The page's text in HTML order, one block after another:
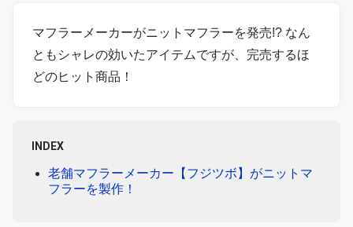
マフラーメーカーがニットマフラーを発売!? なん
ともシャレの効いたアイテムですが、完売するほ
どのヒット商品！
INDEX
老舗マフラーメーカー【フジツボ】がニットマ
フラーを製作！